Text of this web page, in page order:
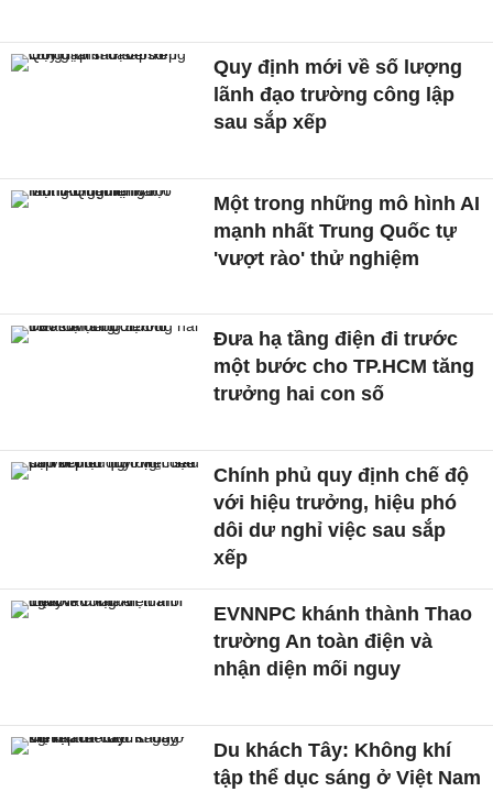
Quy định mới về số lượng
lãnh đạo trường công lập
sau sắp xếp
Một trong những mô hình AI
mạnh nhất Trung Quốc tự
'vượt rào' thử nghiệm
Đưa hạ tầng điện đi trước
một bước cho TP.HCM tăng
trưởng hai con số
Chính phủ quy định chế độ
với hiệu trưởng, hiệu phó
dôi dư nghỉ việc sau sắp
xếp
EVNNPC khánh thành Thao
trường An toàn điện và
nhận diện mối nguy
Du khách Tây: Không khí
tập thể dục sáng ở Việt Nam